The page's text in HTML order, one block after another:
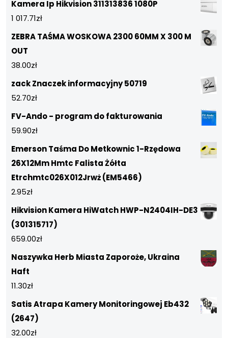
Kamera Ip Hikvision 311313836 1080P
1 017.71zł
ZEBRA TAŚMA WOSKOWA 2300 60MM X 300 M
OUT
38.00zł
zack Znaczek informacyjny 50719
52.70zł
FV-Ando - program do fakturowania
59.90zł
Emerson Taśma Do Metkownic 1-Rzędowa
26X12Mm Hmtc Falista Żółta
Etrchmtc026X012Jrwż (EM5466)
2.95zł
Hikvision Kamera HiWatch HWP-N2404IH-DE3
(301315717)
659.00zł
Naszywka Herb Miasta Zaporoże, Ukraina
Haft
11.30zł
Satis Atrapa Kamery Monitoringowej Eb432
(2647)
32.00zł